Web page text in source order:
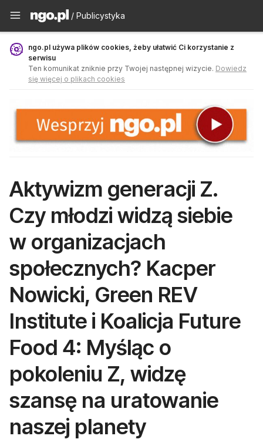
Publicystyka - ngo.pl
/ Publicystyka
ngo.pl używa plików cookies, żeby ułatwić Ci korzystanie z
serwisu
Ten komunikat zniknie przy Twojej następnej wizycie. Dowiedz
się więcej o plikach cookies
Aktywizm generacji Z.
Czy młodzi widzą siebie
w organizacjach
społecznych? Kacper
Nowicki, Green REV
Institute i Koalicja Future
Food 4: Myśląc o
pokoleniu Z, widzę
szansę na uratowanie
naszej planety